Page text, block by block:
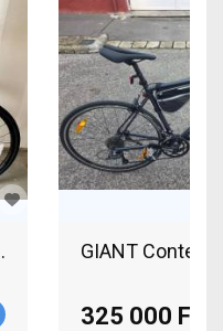
Shimano Claris
GIANT
325 000 Ft